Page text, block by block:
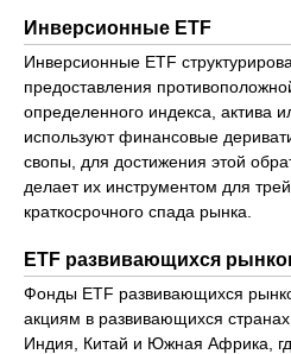
Инверсионные ETF
Инверсионные ETF
предоставления
определенного индекса, актива
используют финансовые
свопы, для достижения этой
делает их инструментом для
краткосрочного спада рынка.
ETF развивающихся
Фонды ETF развивающихся
акциям в развивающихся
Индия, Китай и Южная Африка,